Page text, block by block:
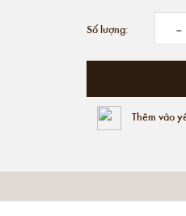
Số lượng: -
Thêm vào